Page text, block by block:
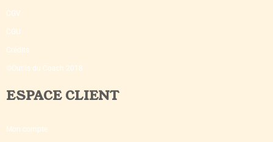
CGV
CGU
Crédits
©Outils du Coach 2018
ESPACE CLIENT
Mon compte